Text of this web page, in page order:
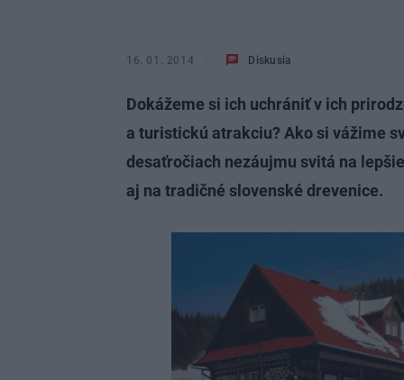
16. 01. 2014 Diskusia
Dokážeme si ich uchrániť v ich
a turistickú atrakciu? Ako si vážime
desaťročiach nezáujmu svitá na
aj na tradičné slovenské drevenice.